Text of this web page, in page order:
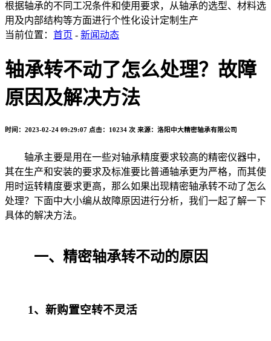
根据轴承的不同工况条件和使用要求，从轴承的选型、材料选
用及内部结构等方面进行个性化设计定制生产
当前位置： 首页 - 新闻动态
轴承转不动了怎么处理？故障
原因及解决方法
时间：2023-02-24 09:29:07 点击：10234 次 来源：洛阳中大精密轴承有限公司
轴承主要是用在一些对轴承精度要求较高的精密仪器中，
其在生产和安装的要求及标准要比普通轴承更为严格，而其使
用时运转精度要求更高，那么如果出现精密轴承转不动了怎么
处理？下面中大小编从故障原因进行分析，我们一起了解一下
具体的解决方法。
一、精密轴承转不动的原因
1、新购置空转不灵活